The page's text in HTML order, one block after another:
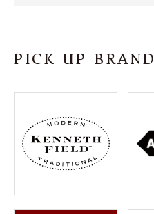
プライバシーポリシー
特定商取引法について
お問い合わせ
OFFICIAL WEB SITE
PICK UP BRAND